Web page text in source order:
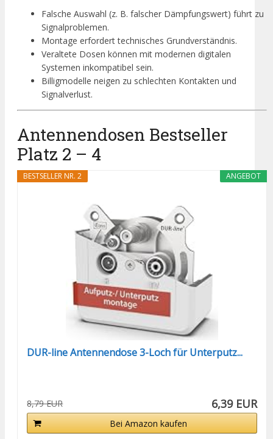
Falsche Auswahl (z. B. falscher Dämpfungswert) führt zu
Signalproblemen.
Montage erfordert technisches Grundverständnis.
Veraltete Dosen können mit modernen digitalen
Systemen inkompatibel sein.
Billigmodelle neigen zu schlechten Kontakten und
Signalverlust.
Antennendosen Bestseller
Platz 2 – 4
ANGEBOT
BESTSELLER NR. 2
DUR-line Antennendose 3-Loch für Unterputz...
8,79 EUR 6,39 EUR
Bei Amazon kaufen